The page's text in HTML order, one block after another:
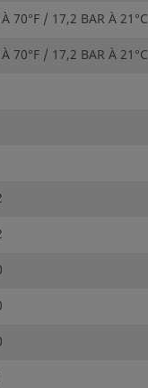
70°F / 17,2 BAR À 21°C
70°F / 17,2 BAR À 21°C